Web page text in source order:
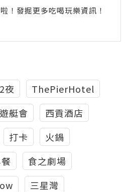
發掘更多吃喝玩樂資訊！
夜
ThePierHotel
遊艇會
西貢酒店
打卡
火鍋
食之劇場
三星灣